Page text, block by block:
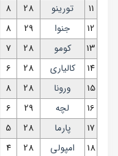
11
تورینو 28
8
12
جنوا 29
8
13
کومو 28
7
14
کالیاری 28
6
15
ورونا 28
8
16
لچه 29
6
17
پارما 28
5
18
امپولی 28
4